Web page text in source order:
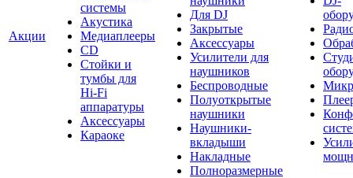
Акции
системы
Акустика
Медиаплееры
CD
Стойки и
тумбы для
Hi-Fi
аппаратуры
Аксессуары
Караоке
Для DJ
Закрытые
Аксессуары
Усилители для
наушников
Беспроводные
Полуоткрытые
наушники
Наушники-
вкладыши
Накладные
Полноразмерные